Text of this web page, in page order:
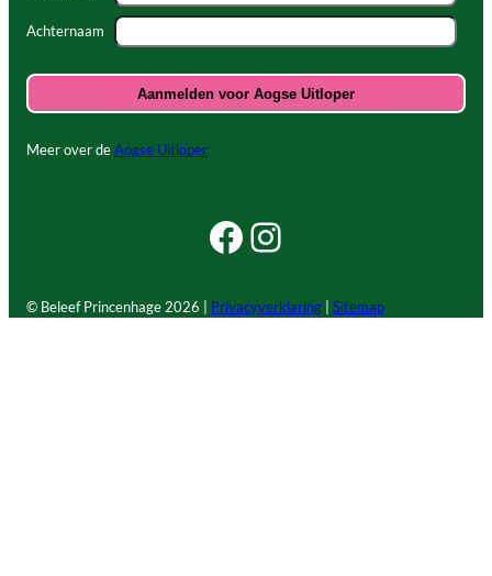
Achternaam
Meer over deAogse Uitloper
Facebook Beleef Princenhage
Instagram Beleef Princenhage
© Beleef Princenhage 2026 | Privacyverklaring Sitemap